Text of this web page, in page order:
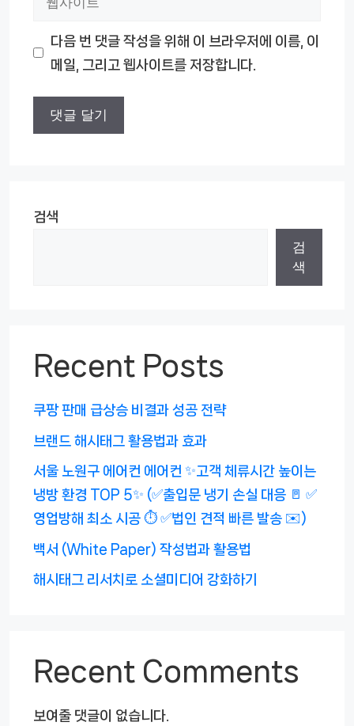
다음 번 댓글 작성을 위해 이 브라우저에 이름, 이
메일, 그리고 웹사이트를 저장합니다.
검색
검
색
Recent Posts
쿠팡 판매 급상승 비결과 성공 전략
브랜드 해시태그 활용법과 효과
서울 노원구 에어컨 에어컨 ✨고객 체류시간 높이는
냉방 환경 TOP 5✨ (✅출입문 냉기 손실 대응 🚪 ✅
영업방해 최소 시공 ⏱️ ✅법인 견적 빠른 발송 ✉️)
백서 (White Paper) 작성법과 활용법
해시태그 리서치로 소셜미디어 강화하기
Recent Comments
보여줄 댓글이 없습니다.